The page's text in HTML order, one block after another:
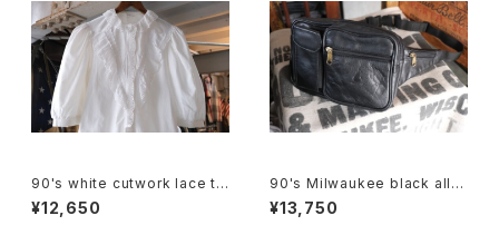
90's white cutwork lace tri
mmed cotton Blouse
¥12,650
90's Milwaukee black all-l
eather fanny Pack
¥13,750